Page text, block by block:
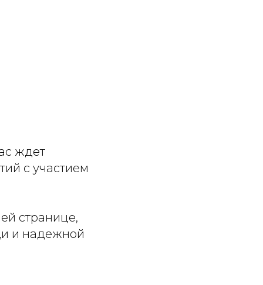
ждет
с участием
странице,
и надежной